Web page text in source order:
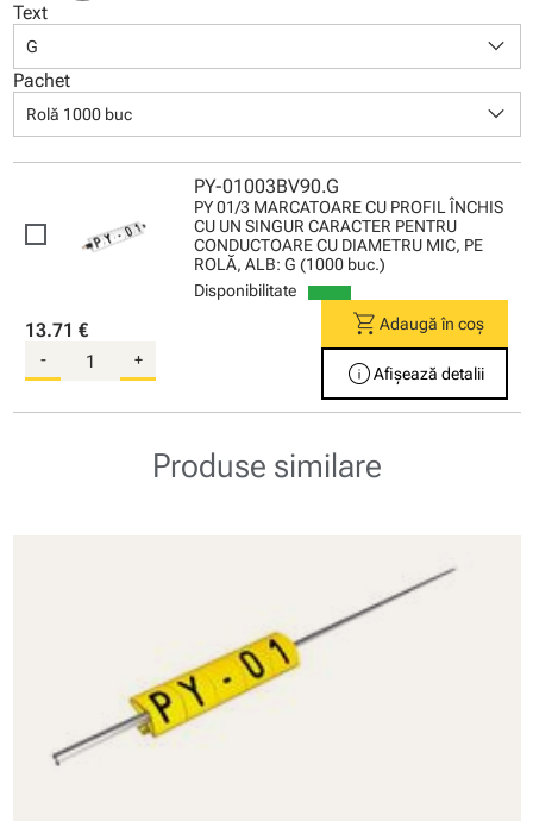
Text
G keyboard_arrow_down
Pachet
Rolă 1000 buc keyboard_arrow_down
PY-01003BV90.G
PY 01/3 MARCATOARE CU PROFIL ÎNCHIS
CU UN SINGUR CARACTER PENTRU
CONDUCTOARE CU DIAMETRU MIC, PE
ROLĂ, ALB: G (1000 buc.)
Disponibilitate
13.71 €
- +
shopping_cartAdaugă în coș
infoAfișează detalii
Produse similare